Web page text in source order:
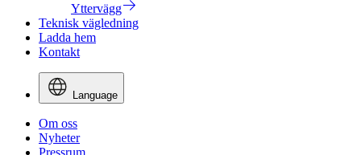
Yttervägg
Teknisk vägledning
Ladda hem
Kontakt
Language
Om oss
Nyheter
Pressrum